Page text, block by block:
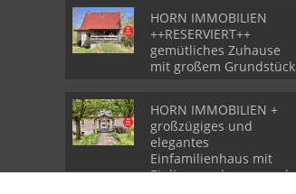
HORN IMMOBILIEN
++RESERVIERT++
gemütliches Zuhause
mit großem Grundstück
HORN IMMOBILIEN +
großzügiges und
elegantes
Einfamilienhaus mit
Einliegerwohnung und